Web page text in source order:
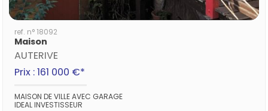
ref. n° 18092
Maison
AUTERIVE
Prix : 161 000 €*
MAISON DE VILLE AVEC GARAGE
IDEAL INVESTISSEUR